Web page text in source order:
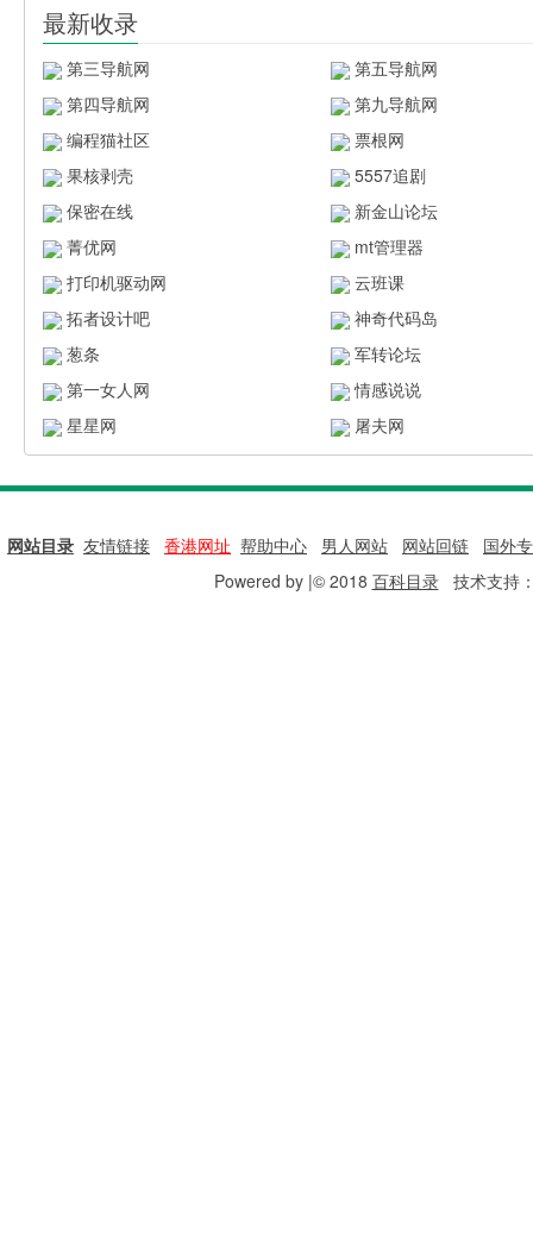
最新收录
第三导航网
第五导航网
第四导航网
第九导航网
编程猫社区
票根网
果核剥壳
5557追剧
保密在线
新金山论坛
菁优网
mt管理器
打印机驱动网
云班课
拓者设计吧
神奇代码岛
葱条
军转论坛
第一女人网
情感说说
星星网
屠夫网
网站目录 友情链接 香港网址 帮助中心 男人网站 网站回链
国外
Powered by |© 2018 百科目录技术支持